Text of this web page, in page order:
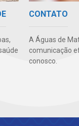
CONTATO
A Águas de
comunicação
conosco.